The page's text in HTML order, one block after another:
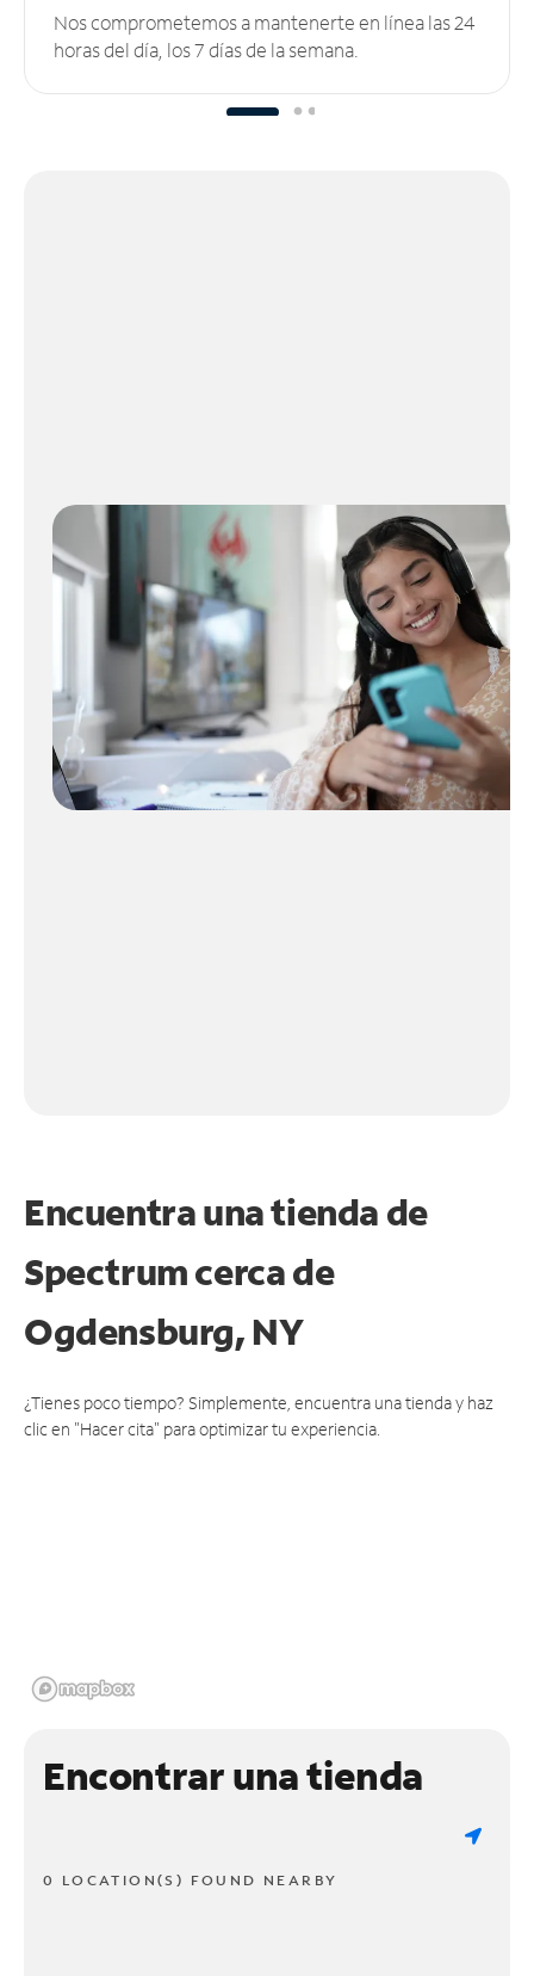
Nos comprometemos a mantenerte en línea las 24
horas del día, los 7 días de la semana.
Encuentra una tienda de
Spectrumcerca de
Ogdensburg, NY
¿Tienes poco tiempo? Simplemente, encuentra una tienda y haz
clic en "Hacer cita" para optimizar tu experiencia.
Encontrar una tienda
0 LOCATION(S) FOUND NEARBY